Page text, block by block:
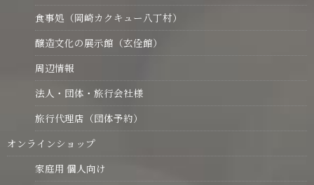
食事処（岡崎カクキュー八丁村）
醸造文化の展示館（玄佺館）
周辺情報
法人・団体・旅行会社様
旅行代理店（団体予約）
オンラインショップ
家庭用 個人向け